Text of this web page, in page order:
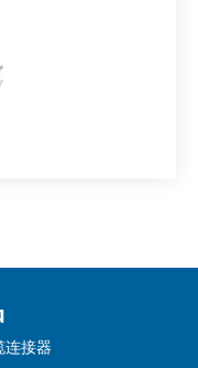
连接器